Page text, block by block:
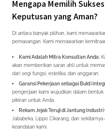
Mengapa Memilih
Keputusan yang Aman?
Di antara banyak pilihan, kami
pemasangan. Kami menawarkan
Kami Adalah Mitra Konsultan Anda:
akan memberikan saran ahli untuk
dari segi fungsi, estetika, dan anggaran.
Garansi Pekerjaan sebagai Bukti
pengerjaan kami wujudkan dalam
pikiran untuk Anda.
Rekam Jejak Teruji di Jantung Industri
Jababeka, Lippo Cikarang, dan
keandalan kami.